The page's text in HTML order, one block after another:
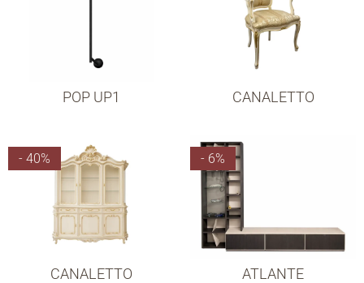
POP UP1 CANALETTO
- 40%
CANALETTO
- 6%
ATLANTE